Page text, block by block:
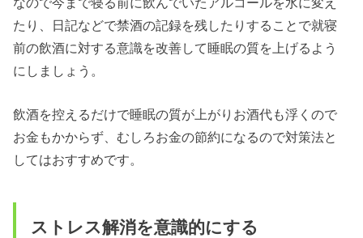
たり、日記などで禁酒の記録を残したりすることで就寝
前の飲酒に対する意識を改善して睡眠の質を上げるよう
にしましょう。
飲酒を控えるだけで睡眠の質が上がりお酒代も浮くので
お金もかからず、むしろお金の節約になるので対策法と
してはおすすめです。
ストレス解消を意識的にする